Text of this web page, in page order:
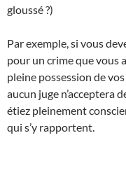
gloussé ?)
Par exemple, si vous
pour un crime que vous
pleine possession de
aucun juge n’acceptera
étiez pleinement
qui s’y rapportent.